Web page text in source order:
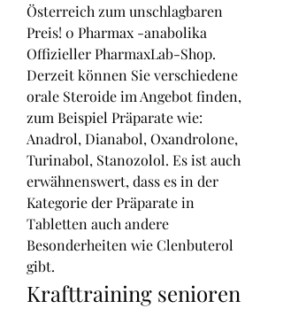
Österreich zum unschlagbaren
Preis! 0 Pharmax -anabolika
Offizieller PharmaxLab-Shop.
Derzeit können Sie verschiedene
orale Steroide im Angebot finden,
zum Beispiel Präparate wie:
Anadrol, Dianabol, Oxandrolone,
Turinabol, Stanozolol. Es ist auch
erwähnenswert, dass es in der
Kategorie der Präparate in
Tabletten auch andere
Besonderheiten wie Clenbuterol
gibt.
Krafttraining senioren